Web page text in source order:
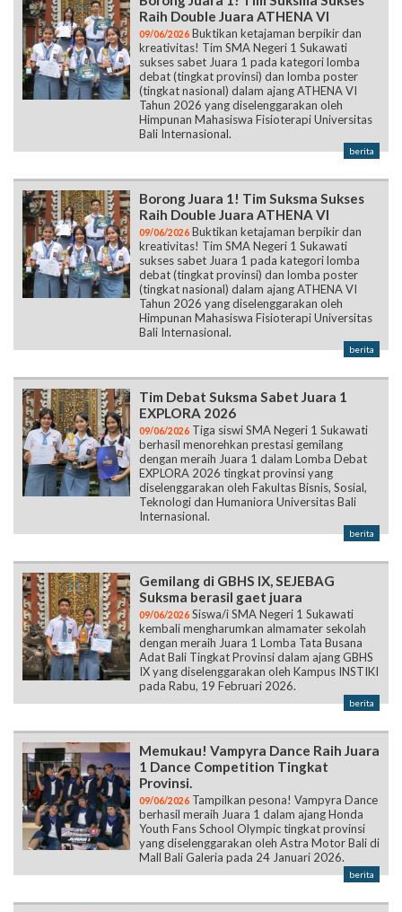
Raih Double Juara ATHENA VI
09/06/2026 Buktikan ketajaman berpikir dan
kreativitas! Tim SMA Negeri 1 Sukawati
sukses sabet Juara 1 pada kategori lomba
debat (tingkat provinsi) dan lomba poster
(tingkat nasional) dalam ajang ATHENA VI
Tahun 2026 yang diselenggarakan oleh
Himpunan Mahasiswa Fisioterapi Universitas
Bali Internasional.
berita
Borong Juara 1! Tim Suksma Sukses
Raih Double Juara ATHENA VI
09/06/2026 Buktikan ketajaman berpikir dan
kreativitas! Tim SMA Negeri 1 Sukawati
sukses sabet Juara 1 pada kategori lomba
debat (tingkat provinsi) dan lomba poster
(tingkat nasional) dalam ajang ATHENA VI
Tahun 2026 yang diselenggarakan oleh
Himpunan Mahasiswa Fisioterapi Universitas
Bali Internasional.
berita
Tim Debat Suksma Sabet Juara 1
EXPLORA 2026
09/06/2026 Tiga siswi SMA Negeri 1 Sukawati
berhasil menorehkan prestasi gemilang
dengan meraih Juara 1 dalam Lomba Debat
EXPLORA 2026 tingkat provinsi yang
diselenggarakan oleh Fakultas Bisnis, Sosial,
Teknologi dan Humaniora Universitas Bali
Internasional.
berita
Gemilang di GBHS IX, SEJEBAG
Suksma berasil gaet juara
09/06/2026 Siswa/i SMA Negeri 1 Sukawati
kembali mengharumkan almamater sekolah
dengan meraih Juara 1 Lomba Tata Busana
Adat Bali Tingkat Provinsi dalam ajang GBHS
IX yang diselenggarakan oleh Kampus INSTIKI
pada Rabu, 19 Februari 2026.
berita
Memukau! Vampyra Dance Raih Juara
1 Dance Competition Tingkat
Provinsi.
09/06/2026 Tampilkan pesona! Vampyra Dance
berhasil meraih Juara 1 dalam ajang Honda
Youth Fans School Olympic tingkat provinsi
yang diselenggarakan oleh Astra Motor Bali di
Mall Bali Galeria pada 24 Januari 2026.
berita